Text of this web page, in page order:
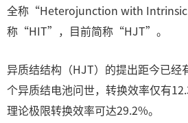
全称“Heterojunction with
称“HIT”，目前简称“HJT”。
异质结结构（HJT）的提出距今已经
个异质结电池问世，转换效率仅有
理论极限转换效率可达29.2%。